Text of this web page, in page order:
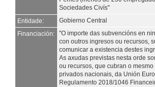
Sociedades Civís"
Entidade:
Gobierno Central
Financiación:
"O importe das subvencións en
con outros ingresos ou recursos,
comunicar a existencia destes
As axudas previstas nesta orde
ou recursos, que cubran o
privados nacionais, da Unión
Regulamento 2018/1046